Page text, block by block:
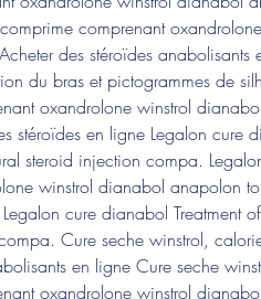
comprenant
des stéroïdes anabolisants
du bras et pictogrammes de
oxandrolone winstrol dianabol
stéroïdes en ligne Legalon cure
steroid injection compa.
winstrol dianabol anapolon
cure dianabol Treatment
Cure seche winstrol,
en ligne Cure seche
oxandrolone winstrol dianabol